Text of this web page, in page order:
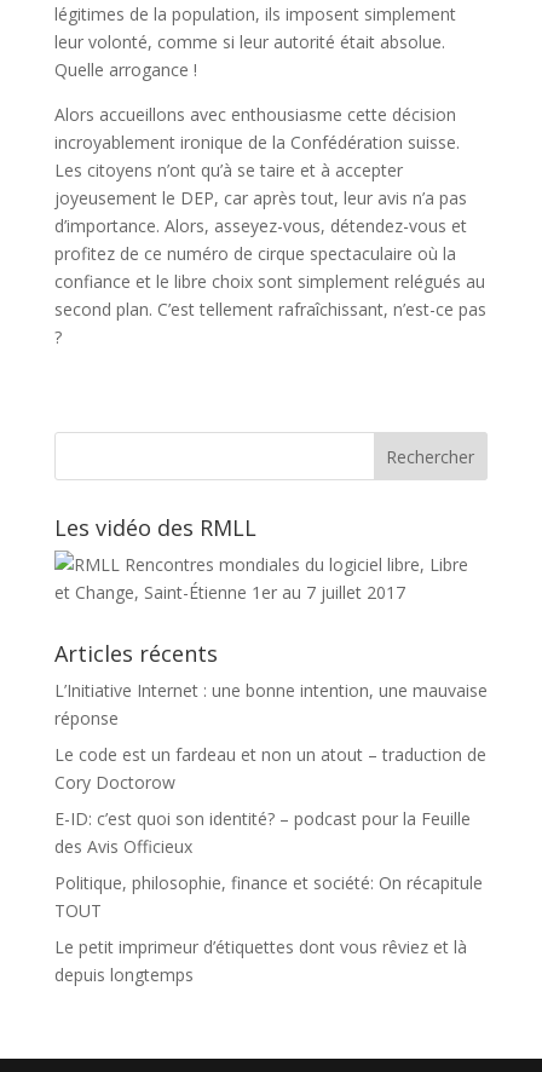
légitimes de la population, ils imposent simplement
leur volonté, comme si leur autorité était absolue.
Quelle arrogance !
Alors accueillons avec enthousiasme cette décision
incroyablement ironique de la Confédération suisse.
Les citoyens n’ont qu’à se taire et à accepter
joyeusement le DEP, car après tout, leur avis n’a pas
d’importance. Alors, asseyez-vous, détendez-vous et
profitez de ce numéro de cirque spectaculaire où la
confiance et le libre choix sont simplement relégués au
second plan. C’est tellement rafraîchissant, n’est-ce pas
?
Les vidéo des RMLL
Articles récents
L’Initiative Internet : une bonne intention, une mauvaise
réponse
Le code est un fardeau et non un atout – traduction de
Cory Doctorow
E-ID: c’est quoi son identité? – podcast pour la Feuille
des Avis Officieux
Politique, philosophie, finance et société: On récapitule
TOUT
Le petit imprimeur d’étiquettes dont vous rêviez et là
depuis longtemps